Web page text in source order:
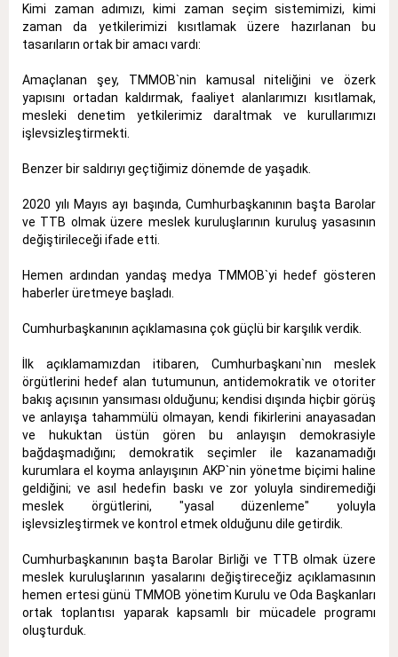
Kimi zaman adımızı, kimi zaman seçim sistemimizi, kimi
zaman da yetkilerimizi kısıtlamak üzere hazırlanan bu
tasarıların ortak bir amacı vardı:
Amaçlanan şey, TMMOB`nin kamusal niteliğini ve özerk
yapısını ortadan kaldırmak, faaliyet alanlarımızı kısıtlamak,
mesleki denetim yetkilerimiz daraltmak ve kurullarımızı
işlevsizleştirmekti.
Benzer bir saldırıyı geçtiğimiz dönemde de yaşadık.
2020 yılı Mayıs ayı başında, Cumhurbaşkanının başta Barolar
ve TTB olmak üzere meslek kuruluşlarının kuruluş yasasının
değiştirileceği ifade etti.
Hemen ardından yandaş medya TMMOB`yi hedef gösteren
haberler üretmeye başladı.
Cumhurbaşkanının açıklamasına çok güçlü bir karşılık verdik.
İlk açıklamamızdan itibaren, Cumhurbaşkanı`nın meslek
örgütlerini hedef alan tutumunun, antidemokratik ve otoriter
bakış açısının yansıması olduğunu; kendisi dışında hiçbir görüş
ve anlayışa tahammülü olmayan, kendi fikirlerini anayasadan
ve hukuktan üstün gören bu anlayışın demokrasiyle
bağdaşmadığını; demokratik seçimler ile kazanamadığı
kurumlara el koyma anlayışının AKP`nin yönetme biçimi haline
geldiğini; ve asıl hedefin baskı ve zor yoluyla sindiremediği
meslek örgütlerini, "yasal düzenleme" yoluyla
işlevsizleştirmek ve kontrol etmek olduğunu dile getirdik.
Cumhurbaşkanının başta Barolar Birliği ve TTB olmak üzere
meslek kuruluşlarının yasalarını değiştireceğiz açıklamasının
hemen ertesi günü TMMOB yönetim Kurulu ve Oda Başkanları
ortak toplantısı yaparak kapsamlı bir mücadele programı
oluşturduk.